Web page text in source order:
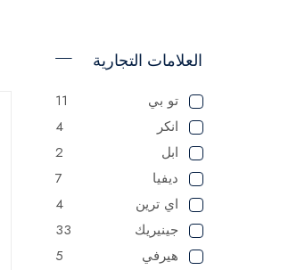
العلامات التجارية
تو بي
11
انكر
4
ابل
2
ديفيا
7
اي ترين
4
جينيريك
33
هيرفي
5